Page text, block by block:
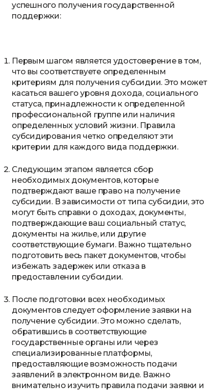
успешного получения государственной
поддержки:
Первым шагом является удостоверение в том,
что вы соответствуете определенным
критериям для получения субсидии. Это может
касаться вашего уровня дохода, социального
статуса, принадлежности к определенной
профессиональной группе или наличия
определенных условий жизни. Правила
субсидирования четко определяют эти
критерии для каждого вида поддержки.
Следующим этапом является сбор
необходимых документов, которые
подтверждают ваше право на получение
субсидии. В зависимости от типа субсидии, это
могут быть справки о доходах, документы,
подтверждающие ваш социальный статус,
документы на жилье, или другие
соответствующие бумаги. Важно тщательно
подготовить весь пакет документов, чтобы
избежать задержек или отказа в
предоставлении субсидии.
После подготовки всех необходимых
документов следует оформление заявки на
получение субсидии. Это можно сделать,
обратившись в соответствующие
государственные органы или через
специализированные платформы,
предоставляющие возможность подачи
заявлений в электронном виде. Важно
внимательно изучить правила подачи заявки и